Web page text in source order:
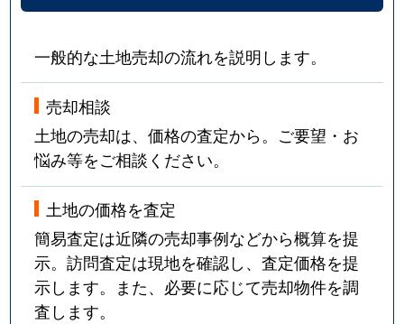
一般的な土地売却の流れを説明します。
売却相談
土地の売却は、価格の査定から。ご要望・お
悩み等をご相談ください。
土地の価格を査定
簡易査定は近隣の売却事例などから概算を提
示。訪問査定は現地を確認し、査定価格を提
示します。また、必要に応じて売却物件を調
査します。